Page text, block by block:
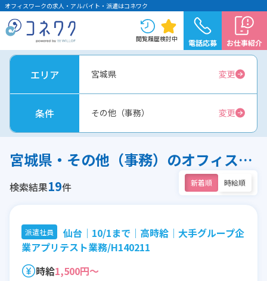
オフィスワークの求人・アルバイト・派遣はコネワク
閲覧履歴検討中 電話応募 お仕事紹介
エリア 宮城県 変更
条件 その他（事務） 変更
宮城県・その他（事務）のオフィスワーク求人
検索結果19件 新着順 時給順
派遣社員
仙台│10/1まで│高時給│大手グループ企
業アプリテスト業務/H140211
時給1,500円～